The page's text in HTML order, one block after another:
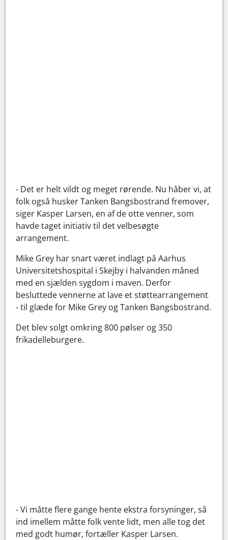
- Det er helt vildt og meget rørende. Nu håber vi, at
folk også husker Tanken Bangsbostrand fremover,
siger Kasper Larsen, en af de otte venner, som
havde taget initiativ til det velbesøgte
arrangement.
Mike Grey har snart været indlagt på Aarhus
Universitetshospital i Skejby i halvanden måned
med en sjælden sygdom i maven. Derfor
besluttede vennerne at lave et støttearrangement
- til glæde for Mike Grey og Tanken Bangsbostrand.
Det blev solgt omkring 800 pølser og 350
frikadelleburgere.
- Vi måtte flere gange hente ekstra forsyninger, så
ind imellem måtte folk vente lidt, men alle tog det
med godt humør, fortæller Kasper Larsen.